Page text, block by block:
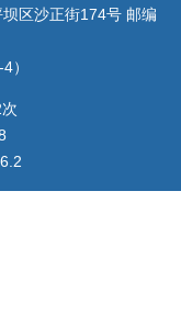
区沙正街174号 邮编
）
次
6 2